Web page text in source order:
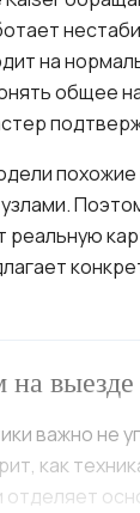
на
общее
похожие
на выезде
важно не
как